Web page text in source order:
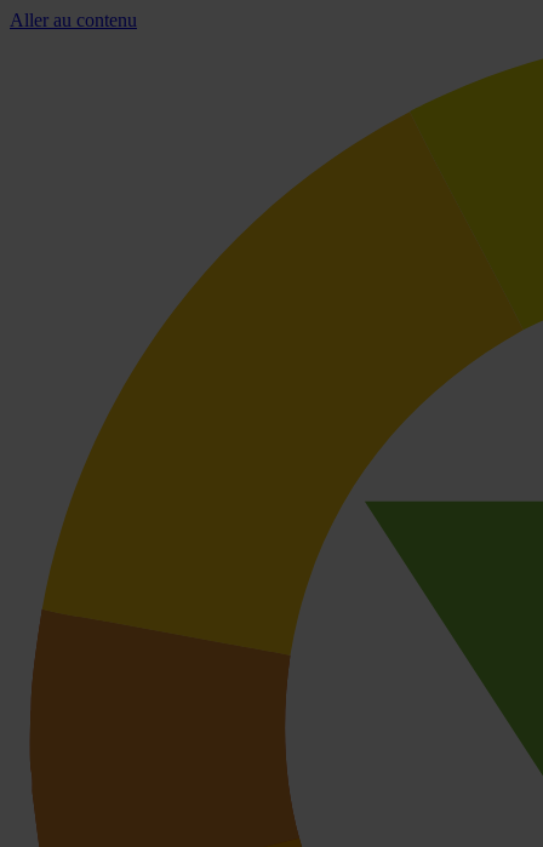
Aller au contenu